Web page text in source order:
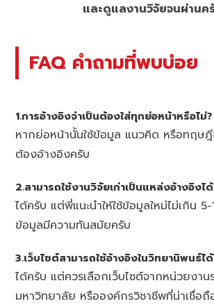
และดูแลงานวิจัยจนผ่านค
FAQ คำถามที่พบบ่อย
1.การอ้างอิงจำเป็นต้องใส่ทุกย่อหน้าหรือไม่?
หากย่อหน้านั้นใช้ข้อมูล แนวคิด หรือทฤษฎี
ต้องอ้างอิงครับ
2.สามารถใช้งานวิจัยเก่าเป็นแหล่งอ้างอิงไ
ได้ครับ แต่พี่แนะนำให้ใช้ข้อมูลใหม่ไม่เกิน
ข้อมูลมีความทันสมัยครับ
3.เว็บไซต์สามารถใช้อ้างอิงในวิทยานิพนธ์ไ
ได้ครับ แต่ควรเลือกเว็บไซต์จากหน่วยงาน
มหาวิทยาลัย หรือองค์กรวิชาชีพที่น่าเชื่อถื